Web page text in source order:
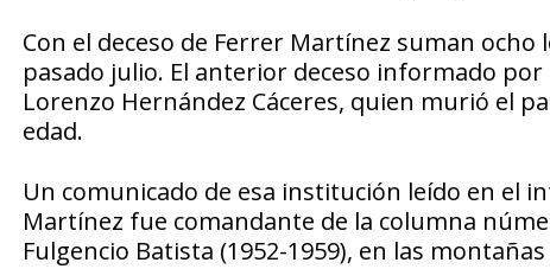
Con el deceso de Ferrer Martínez suman
pasado julio. El anterior deceso informado por
Lorenzo Hernández Cáceres, quien murió el
edad.
Un comunicado de esa institución leído en el
Martínez fue comandante de la columna
Fulgencio Batista (1952-1959), en las